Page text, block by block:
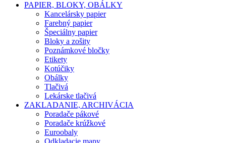
PAPIER, BLOKY, OBÁLKY
Kancelársky papier
Farebný papier
Špeciálny papier
Bloky a zošity
Poznámkové bločky
Etikety
Kotúčiky
Obálky
Tlačivá
Lekárske tlačivá
ZAKLADANIE, ARCHIVÁCIA
Poradače pákové
Poradače krúžkové
Euroobaly
Odkladacie mapy